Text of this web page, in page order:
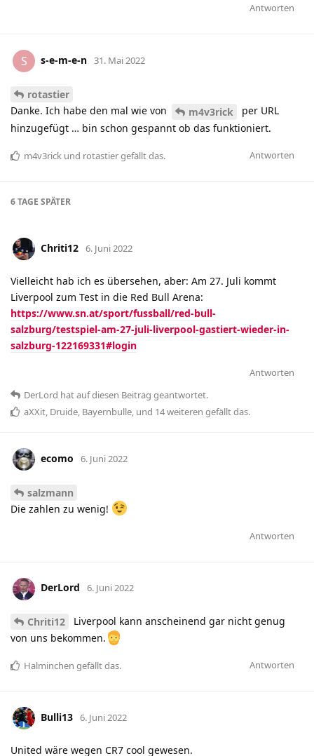
Antworten
S s-e-m-e-n 31. Mai 2022
rotastier
Danke. Ich habe den mal wie von
m4v3rick
per URL
hinzugefügt … bin schon gespannt ob das funktioniert.
Antworten
m4v3rick und rotastiergefällt das.
6 TAGE SPÄTER
Chriti12 6. Juni 2022
Vielleicht hab ich es übersehen, aber: Am 27. Juli kommt
Liverpool zum Test in die Red Bull Arena:
https://www.sn.at/sport/fussball/red-bull-
salzburg/testspiel-am-27-juli-liverpool-gastiert-wieder-in-
salzburg-122169331#login
Antworten
DerLord hatauf diesen Beitrag geantwortet.
aXXit, Druide, Bayernbulle, und 14weiteren gefällt das.
ecomo 6. Juni 2022
salzmann
Die zahlen zu wenig!
Antworten
DerLord 6. Juni 2022
Chriti12
Liverpool kann anscheinend gar nicht genug
von uns bekommen.
Antworten
Halminchen gefällt das.
Bulli13 6. Juni 2022
United wäre wegen CR7 cool gewesen.